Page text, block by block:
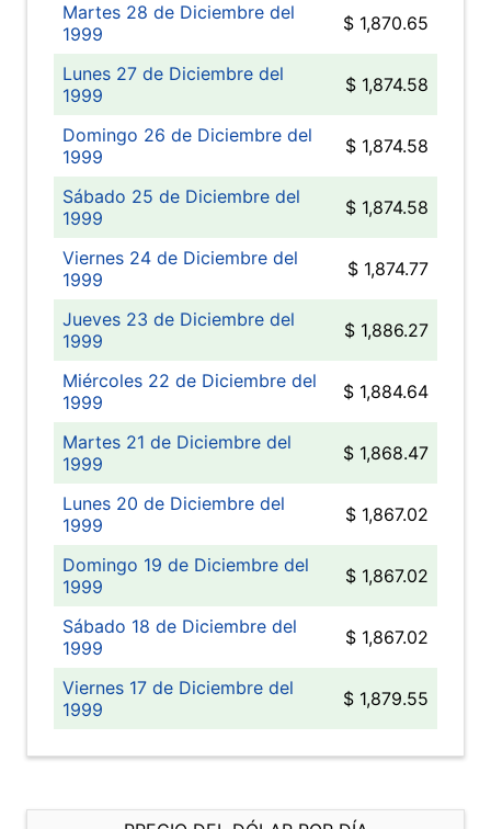
Martes 28 de Diciembre del
1999
$ 1,870.65
Lunes 27 de Diciembre del
1999
$ 1,874.58
Domingo 26 de Diciembre del
1999
$ 1,874.58
Sábado 25 de Diciembre del
1999
$ 1,874.58
Viernes 24 de Diciembre del
1999
$ 1,874.77
Jueves 23 de Diciembre del
1999
$ 1,886.27
Miércoles 22 de Diciembre del
1999
$ 1,884.64
Martes 21 de Diciembre del
1999
$ 1,868.47
Lunes 20 de Diciembre del
1999
$ 1,867.02
Domingo 19 de Diciembre del
1999
$ 1,867.02
Sábado 18 de Diciembre del
1999
$ 1,867.02
Viernes 17 de Diciembre del
1999
$ 1,879.55